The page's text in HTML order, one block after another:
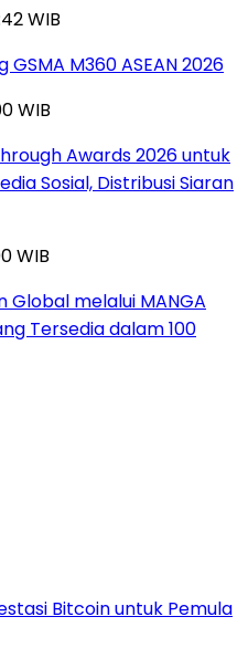
WIB
M360 ASEAN 2026
WIB
Awards 2026 untuk
Sosial, Distribusi Siaran
WIB
Global melalui MANGA
Tersedia dalam 100
Bitcoin untuk Pemula